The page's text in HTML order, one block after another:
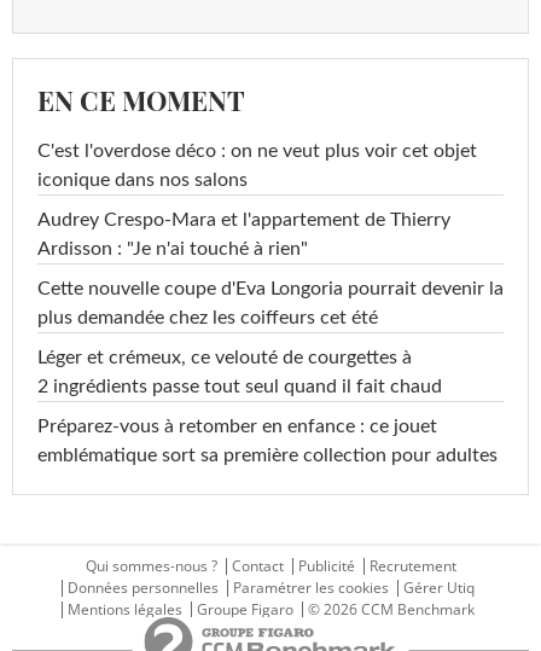
EN CE MOMENT
C'est l'overdose déco : on ne veut plus voir cet objet
iconique dans nos salons
Audrey Crespo-Mara et l'appartement de Thierry
Ardisson : "Je n'ai touché à rien"
Cette nouvelle coupe d'Eva Longoria pourrait devenir la
plus demandée chez les coiffeurs cet été
Léger et crémeux, ce velouté de courgettes à
2 ingrédients passe tout seul quand il fait chaud
Préparez-vous à retomber en enfance : ce jouet
emblématique sort sa première collection pour adultes
Qui sommes-nous ? Contact Publicité
Recrutement
Données personnelles
Paramétrer les cookies
Gérer Utiq
Mentions légales
Groupe Figaro © 2026 CCM Benchmark